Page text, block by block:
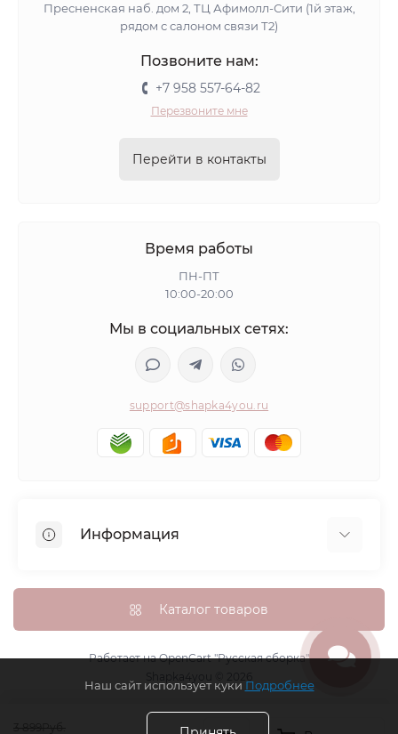
Пресненская наб. дом 2, ТЦ Афимолл-Сити (1й этаж,
рядом с салоном связи Т2)
Позвоните нам:
+7 958 557-64-82
Перезвоните мне
Перейти в контакты
Время работы
ПН-ПТ
10:00-20:00
Мы в социальных сетях:
support@shapka4you.ru
Информация
Доставка, оплата и бонусные баллы
Гарантия возврата
Политика конфиденциальности
Контакты
Каталог товаров
Работает наOpenCart "Русская сборка"
Наш сайт использует куки Подробнее